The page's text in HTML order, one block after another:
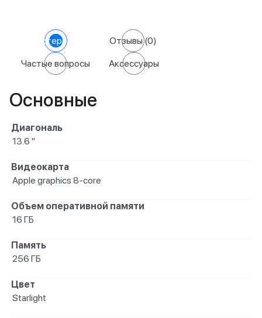
Характеристики Отзывы(0)
Частые вопросы Аксессуары
Основные
Диагональ
13.6 "
Видеокарта
Apple graphics 8-core
Объем оперативной памяти
16 ГБ
Память
256 ГБ
Цвет
Starlight